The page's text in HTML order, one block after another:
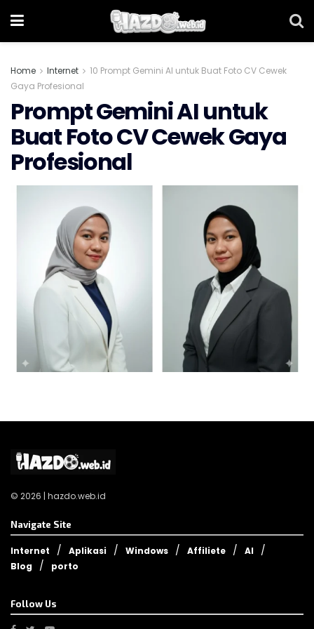
Home Internet
10 Prompt Gemini AI untuk Buat Foto CV Cewek
Gaya Profesional
Prompt Gemini AI untuk
Buat Foto CV Cewek Gaya
Profesional
© 2026 | hazdo.web.id
Navigate Site
Internet Aplikasi Windows Affiliete
AI
Blog
porto
Follow Us